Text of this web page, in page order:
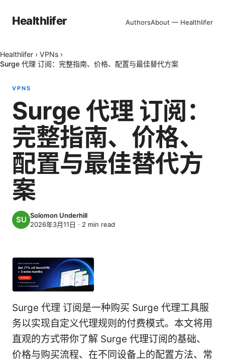
Healthlifer AuthorsAbout — Healthlifer
Healthlifer › VPNs ›
Surge 代理 订阅：完整指南、价格、配置与最佳替代方案
VPNS
Surge 代理 订阅：
完整指南、价格、
配置与最佳替代方
案
Solomon Underhill
2026年3月11日 · 2 min read
Surge 代理 订阅是一种购买 Surge 代理工具服
务以实现自定义代理规则的付费模式。本文将用
直观的方式带你了解 Surge 代理订阅的基础、
价格与购买流程、在不同设备上的配置方法、常